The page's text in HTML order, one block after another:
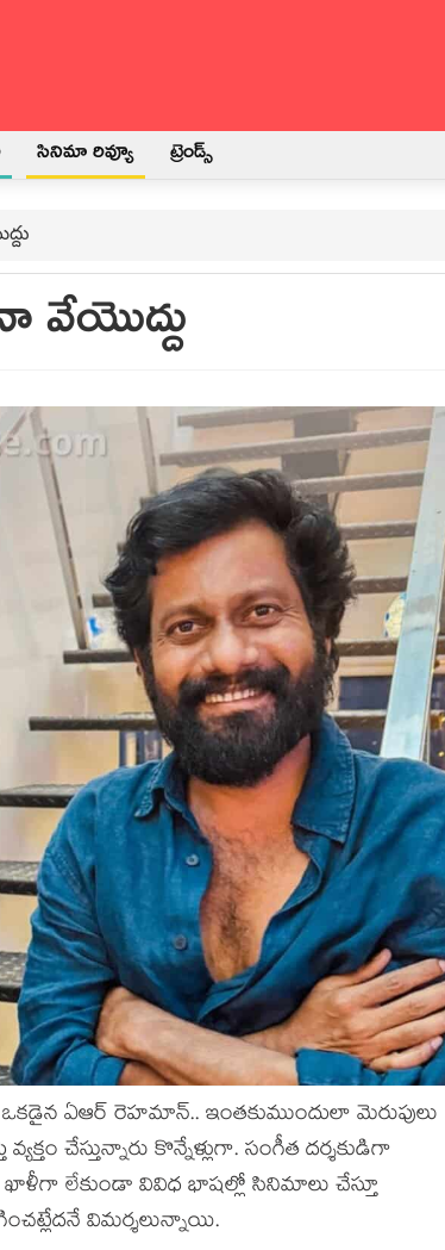
సినిమా రివ్యూ ట్రెండ్స్
వేయొద్దు
ఏఆర్ రెహమాన్.. ఇంతకుముందులా మెరుపులు
చేస్తున్నారు కొన్నేళ్లుగా. సంగీత దర్శకుడిగా
లేకుండా వివిధ భాషల్లో సినిమాలు చేస్తూ
విమర్శలున్నాయి.